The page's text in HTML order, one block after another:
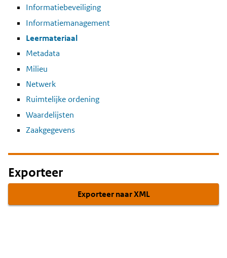
Informatiebeveiliging
Informatiemanagement
Leermateriaal
Metadata
Milieu
Netwerk
Ruimtelijke ordening
Waardelijsten
Zaakgegevens
Exporteer
Exporteer naar XML